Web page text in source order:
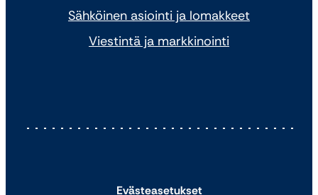
Sähköinen asiointi ja lomakkeet
Viestintä ja markkinointi
Evästeasetukset